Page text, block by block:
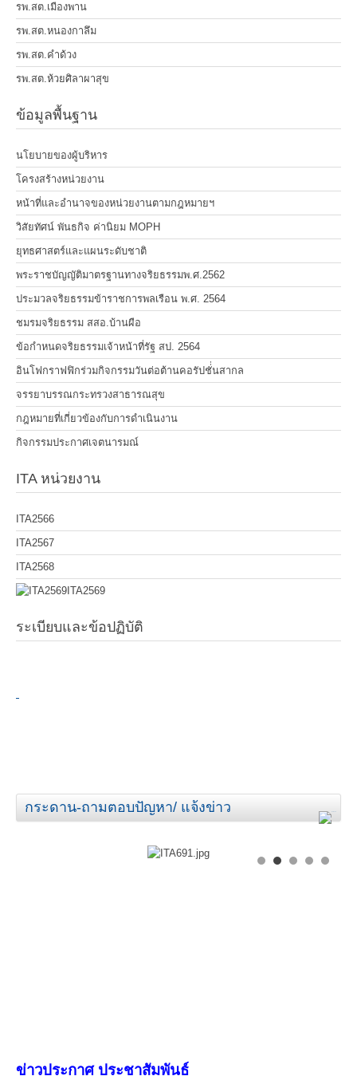
รพ.สต.เมืองพาน
รพ.สต.หนองกาลึม
รพ.สต.คำด้วง
รพ.สต.ห้วยศิลาผาสุข
ข้อมูลพื้นฐาน
นโยบายของผู้บริหาร
โครงสร้างหน่วยงาน
หน้าที่และอำนาจของหน่วยงานตามกฎหมายฯ
วิสัยทัศน์ พันธกิจ ค่านิยม MOPH
ยุทธศาสตร์และแผนระดับชาติ
พระราชบัญญัติมาตรฐานทางจริยธรรมพ.ศ.2562
ประมวลจริยธรรมข้าราชการพลเรือน พ.ศ. 2564
ชมรมจริยธรรม สสอ.บ้านผือ
ข้อกำหนดจริยธรรมเจ้าหน้าที่รัฐ สป. 2564
อินโฟกราฟฟิกร่วมกิจกรรมวันต่อต้านคอรัปชั่่นสากล
จรรยาบรรณกระทรวงสาธารณสุข
กฎหมายที่เกี่ยวข้องกับการดำเนินงาน
กิจกรรมประกาศเจตนารมณ์
ITA หน่วยงาน
ITA2566
ITA2567
ITA2568
ITA2569
ระเบียบและข้อปฏิบัติ
กระดาน-ถามตอบปัญหา/ แจ้งข่าว
ข่าวประกาศ ประชาสัมพันธ์